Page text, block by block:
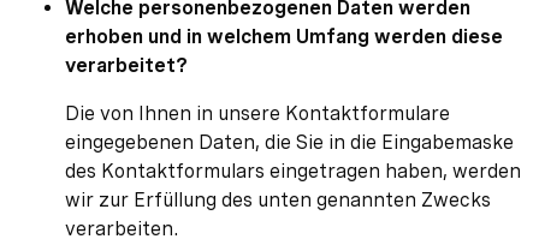
Welche personenbezogenen Daten werden
erhoben und in welchem Umfang werden diese
verarbeitet?
Die von Ihnen in unsere Kontaktformulare
eingegebenen Daten, die Sie in die Eingabemaske
des Kontaktformulars eingetragen haben, werden
wir zur Erfüllung des unten genannten Zwecks
verarbeiten.